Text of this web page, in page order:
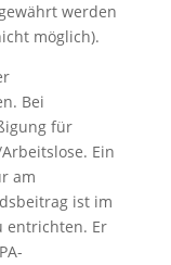
werden
möglich).
Bei
für
Ein
am
ist im
entrichten. Er